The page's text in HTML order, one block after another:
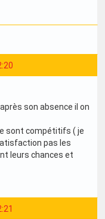
son absence il on
sont compétitifs ( je
pas les
leurs chances et